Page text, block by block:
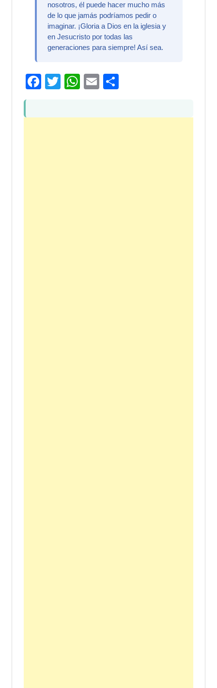
nosotros, él puede hacer mucho más
de lo que jamás podríamos pedir o
imaginar. ¡Gloria a Dios en la iglesia y
en Jesucristo por todas las
generaciones para siempre! Así sea.
Facebook
TwitterWhatsApp
Email